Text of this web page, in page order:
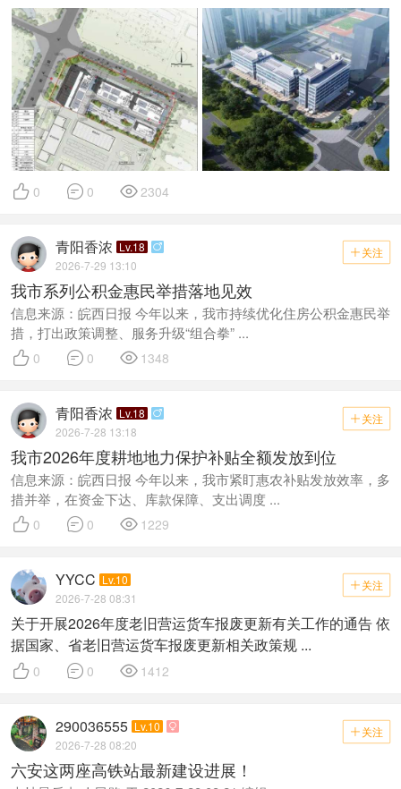
 0  0  2304
 关注
青阳香浓 Lv.18 
2026-7-29 13:10
我市系列公积金惠民举措落地见效
信息来源：皖西日报 今年以来，我市持续优化住房公积金惠民举
措，打出政策调整、服务升级“组合拳” ...
 0  0  1348
 关注
青阳香浓 Lv.18 
2026-7-28 13:18
我市2026年度耕地地力保护补贴全额发放到位
信息来源：皖西日报 今年以来，我市紧盯惠农补贴发放效率，多
措并举，在资金下达、库款保障、支出调度 ...
 0  0  1229
 关注
YYCC Lv.10
2026-7-28 08:31
关于开展2026年度老旧营运货车报废更新有关工作的通告 依
据国家、省老旧营运货车报废更新相关政策规 ...
 0  0  1412
 关注
290036555 Lv.10 
2026-7-28 08:20
六安这两座高铁站最新建设进展！